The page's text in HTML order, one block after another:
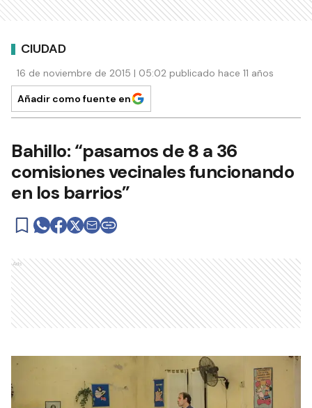
CIUDAD
16 de noviembre de 2015 | 05:02 publicado hace 11 años
Añadir como fuente en
Bahillo: “pasamos de 8 a 36
comisiones vecinales funcionando
en los barrios”
Ads